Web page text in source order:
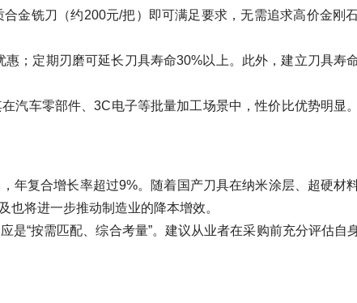
金铣刀（约200元/把）即可满足要求，无需追求高价金刚
；定期刃磨可延长刀具寿命30%以上。此外，建立刀具寿
汽车零部件、3C电子等批量加工场景中，性价比优势明显
年复合增长率超过9%。随着国产刀具在纳米涂层、超硬材
将进一步推动制造业的降本增效。
“按需匹配、综合考量”。建议从业者在采购前充分评估自